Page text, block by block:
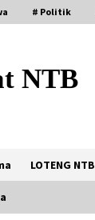
# Politik
NTB
LOTENG NTB